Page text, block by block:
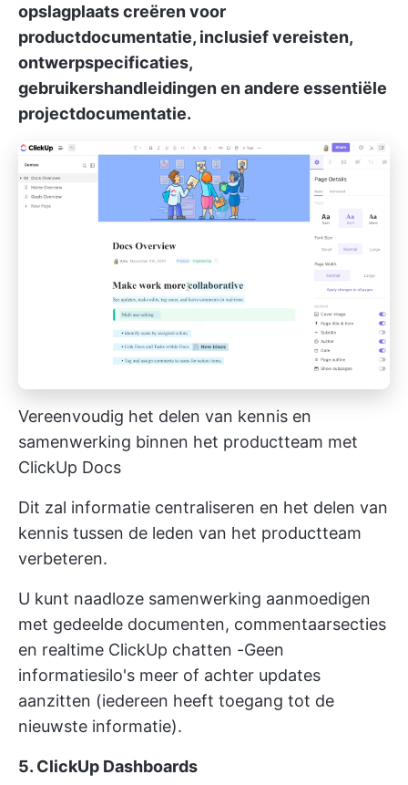
opslagplaats creëren voor
productdocumentatie, inclusief vereisten,
ontwerpspecificaties,
gebruikershandleidingen en andere essentiële
projectdocumentatie.
Vereenvoudig het delen van kennis en
samenwerking binnen het productteam met
ClickUp Docs
Dit zal informatie centraliseren en het delen van
kennis tussen de leden van het productteam
verbeteren.
U kunt naadloze samenwerking aanmoedigen
met gedeelde documenten, commentaarsecties
en realtime ClickUp chatten -Geen
informatiesilo's meer of achter updates
aanzitten (iedereen heeft toegang tot de
nieuwste informatie).
5. ClickUp Dashboards